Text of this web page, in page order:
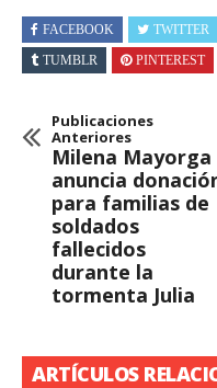
FACEBOOK TWITTER
TUMBLR
PINTEREST
Publicaciones
Anteriores
Milena Mayorga
anuncia
para familias de
soldados
fallecidos
durante la
tormenta Julia
ARTÍCULOS